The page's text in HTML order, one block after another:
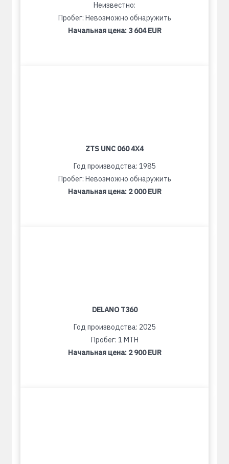
Неизвестно:
Пробег: Невозможно обнаружить
Начальная цена: 3 604 EUR
ZTS UNC 060 4X4
Год производства: 1985
Пробег: Невозможно обнаружить
Начальная цена: 2 000 EUR
DELANO T360
Год производства: 2025
Пробег: 1 MTH
Начальная цена: 2 900 EUR